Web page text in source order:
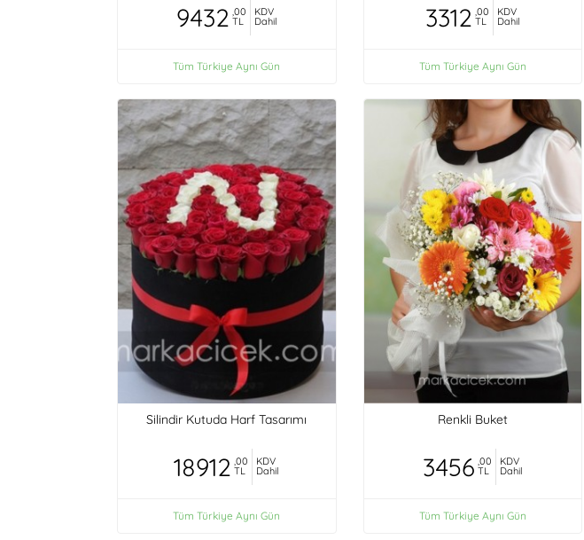
9432 ,00
TL
KDV
Dahil
Tüm Türkiye Aynı Gün
3312 ,00
TL
KDV
Dahil
Tüm Türkiye Aynı Gün
Silindir Kutuda Harf Tasarımı
18912 ,00
TL
KDV
Dahil
Tüm Türkiye Aynı Gün
Renkli Buket
3456 ,00
TL
KDV
Dahil
Tüm Türkiye Aynı Gün